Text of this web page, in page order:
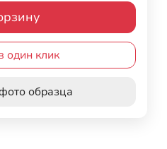
один клик
образца